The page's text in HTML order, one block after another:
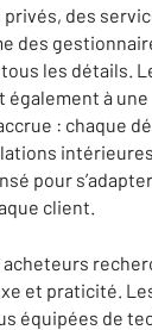
des
des
les détails.
à une
: chaque
pour
client.
acheteurs
et praticité.
équipées de